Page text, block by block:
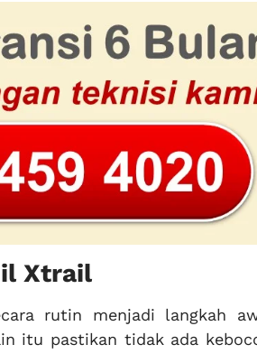
Xtrail
rutin menjadi langkah
itu pastikan tidak ada